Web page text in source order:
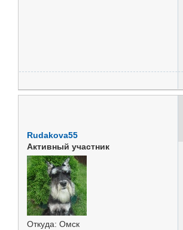
Rudakova55
Активный участник
Откуда: Омск